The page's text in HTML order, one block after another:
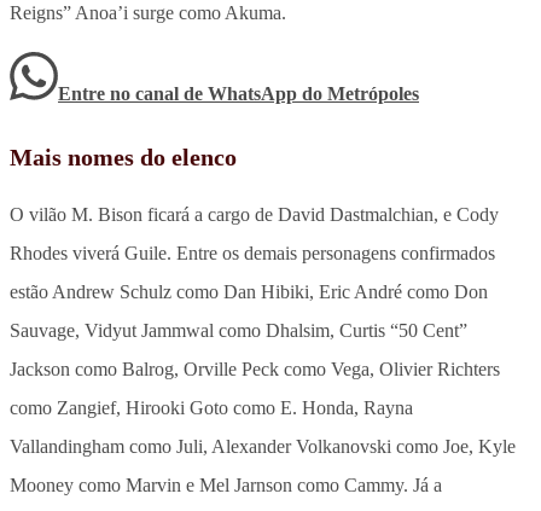
Reigns” Anoa’i surge como Akuma.
Entre no canal de WhatsApp do Metrópoles
Mais nomes do elenco
O vilão M. Bison ficará a cargo de David Dastmalchian, e Cody
Rhodes viverá Guile. Entre os demais personagens confirmados
estão Andrew Schulz como Dan Hibiki, Eric André como Don
Sauvage, Vidyut Jammwal como Dhalsim, Curtis “50 Cent”
Jackson como Balrog, Orville Peck como Vega, Olivier Richters
como Zangief, Hirooki Goto como E. Honda, Rayna
Vallandingham como Juli, Alexander Volkanovski como Joe, Kyle
Mooney como Marvin e Mel Jarnson como Cammy. Já a